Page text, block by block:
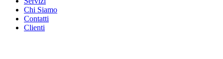
Chi Siamo
Contatti
Clienti